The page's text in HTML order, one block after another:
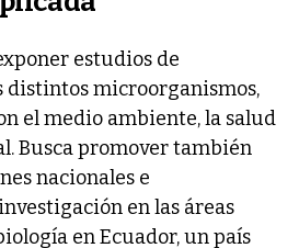
estudios de
distintos microorganismos,
el medio ambiente, la salud
Busca promover también
nacionales e
en las áreas
en Ecuador, un país